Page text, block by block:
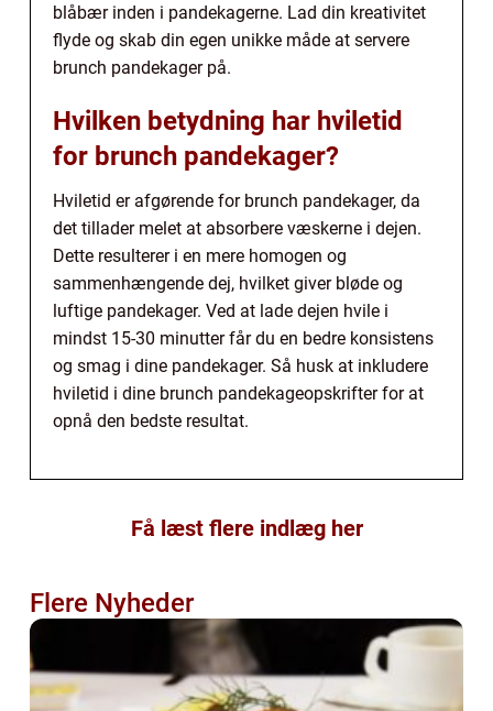
blåbær inden i pandekagerne. Lad din kreativitet
flyde og skab din egen unikke måde at servere
brunch pandekager på.
Hvilken betydning har hviletid
for brunch pandekager?
Hviletid er afgørende for brunch pandekager, da
det tillader melet at absorbere væskerne i dejen.
Dette resulterer i en mere homogen og
sammenhængende dej, hvilket giver bløde og
luftige pandekager. Ved at lade dejen hvile i
mindst 15-30 minutter får du en bedre konsistens
og smag i dine pandekager. Så husk at inkludere
hviletid i dine brunch pandekageopskrifter for at
opnå den bedste resultat.
Få læst flere indlæg her
Flere Nyheder